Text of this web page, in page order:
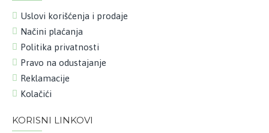
Uslovi korišćenja i prodaje
Načini plaćanja
Politika privatnosti
Pravo na odustajanje
Reklamacije
Kolačići
KORISNI LINKOVI